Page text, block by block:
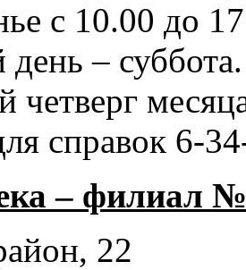
с 10.00 до
– суббота.
четверг
справок 6-
– филиал
22